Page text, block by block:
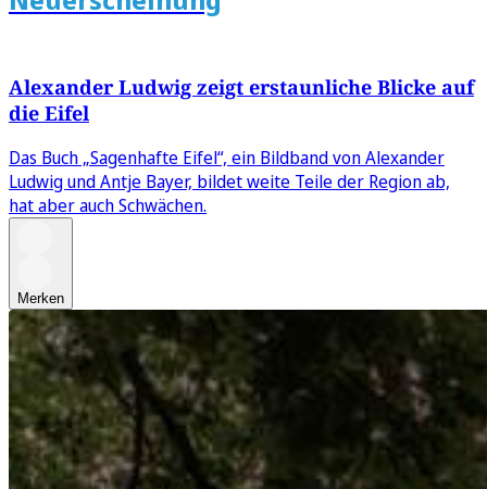
Alexander Ludwig zeigt erstaunliche Blicke auf
die Eifel
Das Buch „Sagenhafte Eifel“, ein Bildband von Alexander
Ludwig und Antje Bayer, bildet weite Teile der Region ab,
hat aber auch Schwächen.
Merken